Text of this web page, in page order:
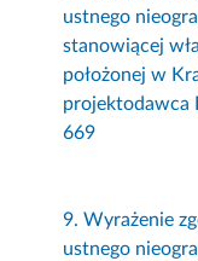
ustnego
stanowiącej
położonej w
projektodawca
669
9. Wyrażenie
ustnego